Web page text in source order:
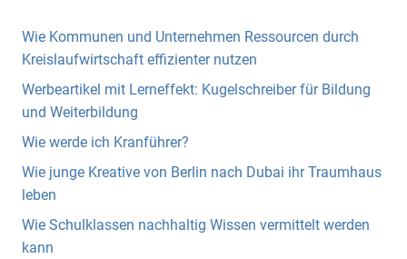
Wie Kommunen und Unternehmen Ressourcen durch
Kreislaufwirtschaft effizienter nutzen
Werbeartikel mit Lerneffekt: Kugelschreiber für Bildung
und Weiterbildung
Wie werde ich Kranführer?
Wie junge Kreative von Berlin nach Dubai ihr Traumhaus
leben
Wie Schulklassen nachhaltig Wissen vermittelt werden
kann